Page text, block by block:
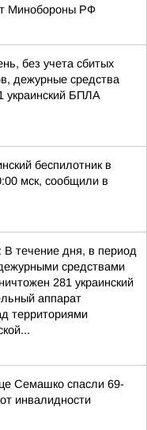
Минобороны РФ
без учета сбитых
дежурные средства
украинский БПЛА
беспилотник в
мск, сообщили в
течение дня, в период
средствами
281 украинский
аппарат
территориями
Семашко спасли 69-
инвалидности